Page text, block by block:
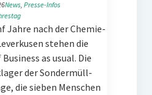
News, Presse-Infos
Jahre nach der Chemie-
stehen die
as usual. Die
der Sondermüll-
die sieben Menschen